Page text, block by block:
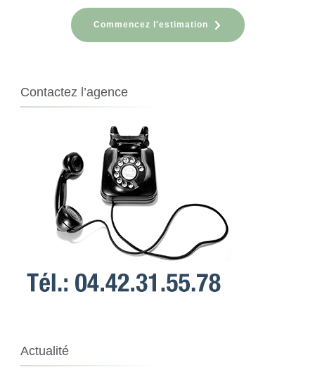
Commencez l'estimation
Contactez l’agence
Actualité